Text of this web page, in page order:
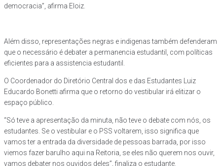
democracia”, afirma Eloiz.
Além disso, representações negras e indigenas também defenderam
que o necessário é debater a permanencia estudantil, com políticas
eficientes para a assistencia estudantil.
O Coordenador do Diretório Central dos e das Estudantes Luiz
Educardo Bonetti afirma que o retorno do vestibular irá elitizar o
espaço público.
“Só teve a apresentação da minuta, não teve o debate com nós, os
estudantes. Se o vestibular e o PSS voltarem, isso significa que
vamos ter a entrada da diversidade de pessoas barrada, por isso
viemos fazer barulho aqui na Reitoria, se eles não querem nos ouvir,
vamos debater nos ouvidos deles”, finaliza o estudante.